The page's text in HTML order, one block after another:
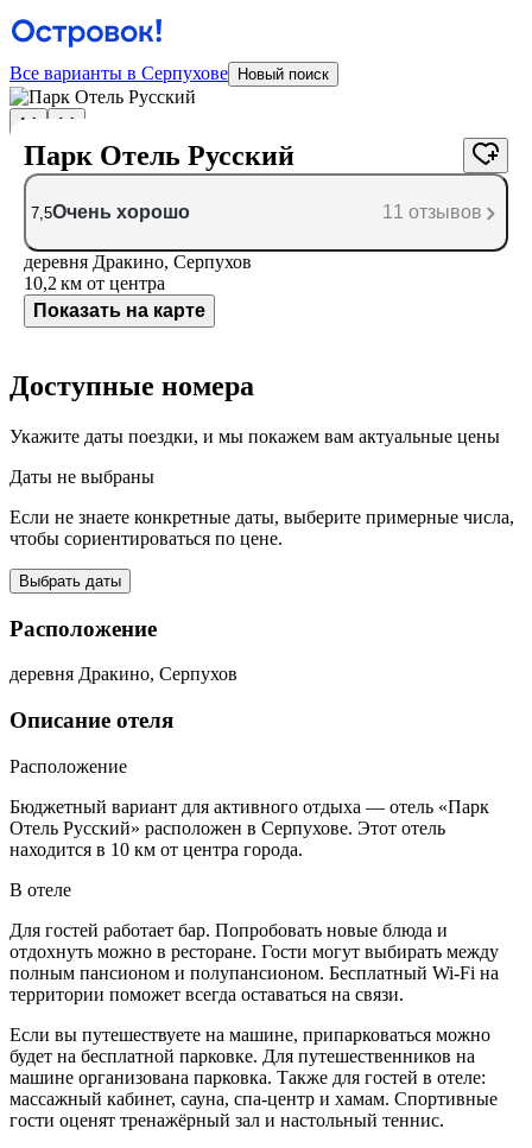
Все варианты в Серпухове Новый поиск
Парк Отель Русский
7,5Очень хорошо 11 отзывов
деревня Дракино, Серпухов
10,2 км от центра
Показать на карте
Доступные номера
Укажите даты поездки, и мы покажем вам актуальные цены
Даты не выбраны
Если не знаете конкретные даты, выберите примерные числа,
чтобы сориентироваться по цене.
Выбрать даты
Расположение
деревня Дракино, Серпухов
Описание отеля
Расположение
Бюджетный вариант для активного отдыха — отель «Парк
Отель Русский» расположен в Серпухове. Этот отель
находится в 10 км от центра города.
В отеле
Для гостей работает бар. Попробовать новые блюда и
отдохнуть можно в ресторане. Гости могут выбирать между
полным пансионом и полупансионом. Бесплатный Wi-Fi на
территории поможет всегда оставаться на связи.
Если вы путешествуете на машине, припарковаться можно
будет на бесплатной парковке. Для путешественников на
машине организована парковка. Также для гостей в отеле:
массажный кабинет, сауна, спа-центр и хамам. Спортивные
гости оценят тренажёрный зал и настольный теннис.